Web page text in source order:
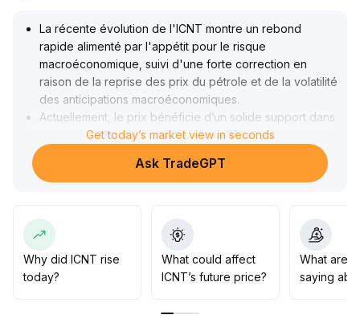
La récente évolution de l'ICNT montre un rebond
rapide alimenté par l'appétit pour le risque
macroéconomique, suivi d'une forte correction en
raison de la reprise des prix du pétrole et de la volatilité
des anticipations macroéconomiques.
Actuellement, le prix bénéficie d’un solide support dans
la fourchette de 0,1030 à 0,1088 dollar, avec des
signes de formation d’un creux à court terme grâce à la
hausse des volumes.
d’augmenter et que la résistance de 0,133 à 0,136
dollar est franchie, un potentiel de hausse
supplémentaire pourrait s’ouvrir.
À court et moyen terme, il convient d’adapter sa
à l’emploi non-agricole et aux prix du pétrole, en
Get today’s market view in seconds
Ask TradeGPT
Why did ICNT rise
today?
What could affect
ICNT’s future price?
What are
saying